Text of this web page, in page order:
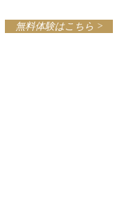
無料体験はこちら >